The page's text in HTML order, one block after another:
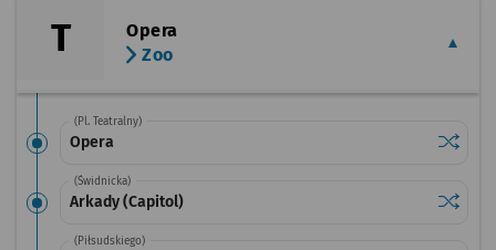
T
Opera
Zoo
(Pl. Teatralny)
Opera
(Świdnicka)
Arkady (Capitol)
(Piłsudskiego)